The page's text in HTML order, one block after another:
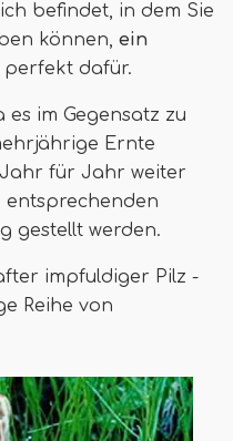
befindet, in dem Sie
können, ein
perfekt dafür.
es im Gegensatz zu
Ernte
für Jahr weiter
entsprechenden
gestellt werden.
impfuldiger Pilz -
Reihe von